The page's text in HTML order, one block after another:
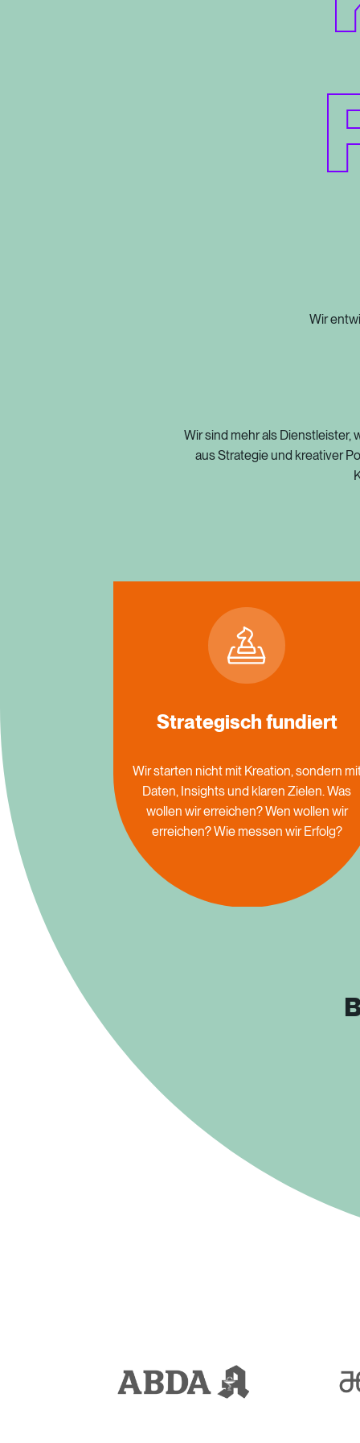
Wir
Wirsind mehrals Dienstleister,
ausStrategie und kreativer
Strategisch fundiert
Wirstarten nicht mit Kreation, sondern
Daten, Insightsund klaren Zielen. Was
wollen wirerreichen?Wen wollen wir
erreichen?Wie messen wir Erfolg?